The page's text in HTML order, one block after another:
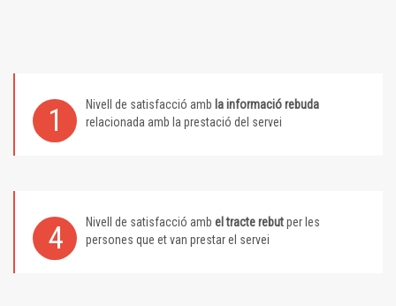
1 Nivell de satisfacció amb la informació rebuda
relacionada amb la prestació del servei
4 Nivell de satisfacció amb el tracte rebutper les
persones que et van prestar el servei